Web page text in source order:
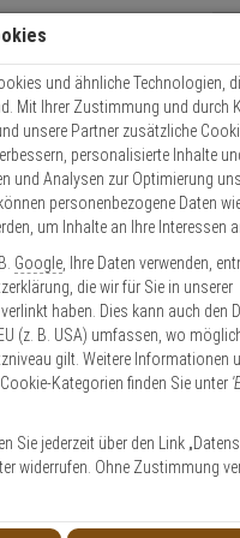
Warenkorb schließen
0 ARTIKEL IM WARENKORB
Ihr Warenkorb ist
Ergebnisse ()
0Mo. - Do.: 8:00 - 16:30 | Fr.: 8:00 -
Kontaktservice nutzen
f. 6 kg-Geräte
und ähnliche Technologien,
Mit Ihrer Zustimmung und durch
unsere Partner zusätzliche
personalisierte Inhalte
und Analysen zur Optimierung
personenbezogene Daten
um Inhalte an Ihre Interessen
Google , Ihre Daten verwenden,
die wir für Sie in unserer
verlinkt haben. Dies kann auch den
(z. B. USA) umfassen, wo
gilt. Weitere Informationen
Kategorien finden Sie unter
Sie jederzeit über den Link
widerrufen. Ohne Zustimmung